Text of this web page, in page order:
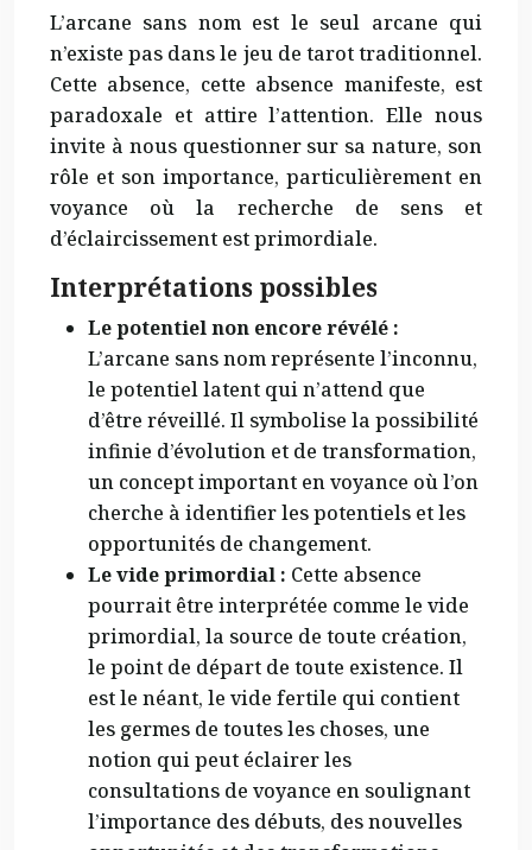
L’arcane sans nom est le seul arcane qui
n’existe pas dans le jeu de tarot traditionnel.
Cette absence, cette absence manifeste, est
paradoxale et attire l’attention. Elle nous
invite à nous questionner sur sa nature, son
rôle et son importance, particulièrement en
voyance où la recherche de sens et
d’éclaircissement est primordiale.
Interprétations possibles
Le potentiel non encore révélé :
L’arcane sans nom représente l’inconnu,
le potentiel latent qui n’attend que
d’être réveillé. Il symbolise la possibilité
infinie d’évolution et de transformation,
un concept important en voyance où l’on
cherche à identifier les potentiels et les
opportunités de changement.
Le vide primordial : Cette absence
pourrait être interprétée comme le vide
primordial, la source de toute création,
le point de départ de toute existence. Il
est le néant, le vide fertile qui contient
les germes de toutes les choses, une
notion qui peut éclairer les
consultations de voyance en soulignant
l’importance des débuts, des nouvelles